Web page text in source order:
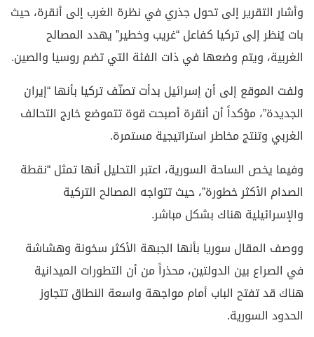
وأشار التقرير إلى تحول جذري في نظرة الغرب إلى أنقرة، حيث
بات يُنظر إلى تركيا كفاعل “غريب وخطير” يهدد المصالح
الغربية، ويتم وضعها في ذات الفئة التي تضم روسيا والصين.
ولفت الموقع إلى أن إسرائيل بدأت تصنّف تركيا بأنها “إيران
الجديدة”، مؤكداً أن أنقرة أصبحت قوة تتموضع خارج التحالف
الغربي وتنتج مخاطر استراتيجية مستمرة.
وفيما يخص الساحة السورية، اعتبر التحليل أنها تمثل “نقطة
الصدام الأكثر خطورة”، حيث تتواجه المصالح التركية
والإسرائيلية هناك بشكل مباشر.
ووصف المقال سوريا بأنها الجبهة الأكثر سخونة وهشاشة
في الصراع بين الدولتين، محذراً من أن التطورات الميدانية
هناك قد تفتح الباب أمام مواجهة واسعة النطاق تتجاوز
الحدود السورية.